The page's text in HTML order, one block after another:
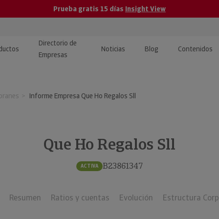
Prueba gratis 15 días Insight View
· Recuperación de
Directorio de
Empresas
Noticias Blog Contenidos
y tutoriales
Investigada
Informe Empresa Que Ho Regalos Sll
Que Ho Regalos Sll
ACTIVA B23861347
Resumen Ratios y cuentas Evolución Estructura